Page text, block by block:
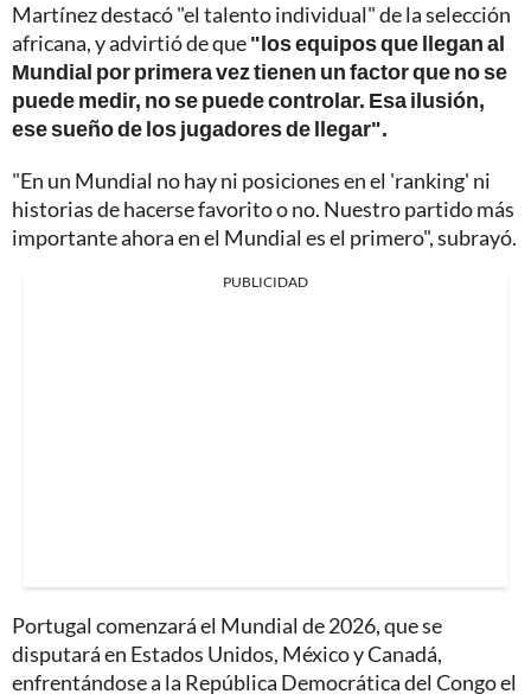
Martínez destacó "el talento individual" de la selección
africana, y advirtió de que"los equipos que llegan al
Mundial por primera vez tienen un factor que no se
puede medir, no se puede controlar. Esa ilusión,
ese sueño de los jugadores de llegar".
"En un Mundial no hay ni posiciones en el 'ranking' ni
historias de hacerse favorito o no. Nuestro partido más
importante ahora en el Mundial es el primero", subrayó.
PUBLICIDAD
Portugal comenzará el Mundial de 2026, que se
disputará en Estados Unidos, México y Canadá,
enfrentándose a la República Democrática del Congo el